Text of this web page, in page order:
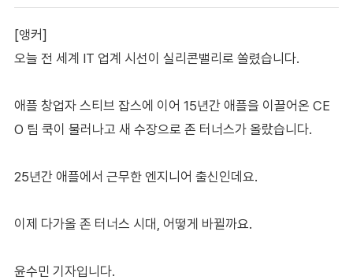
[앵커]
오늘 전 세계 IT 업계 시선이 실리콘밸리로 쏠렸습니다.
애플 창업자 스티브 잡스에 이어 15년간 애플을 이끌어온 CE
O 팀 쿡이 물러나고 새 수장으로 존 터너스가 올랐습니다.
25년간 애플에서 근무한 엔지니어 출신인데요.
이제 다가올 존 터너스 시대, 어떻게 바뀔까요.
윤수민 기자입니다.